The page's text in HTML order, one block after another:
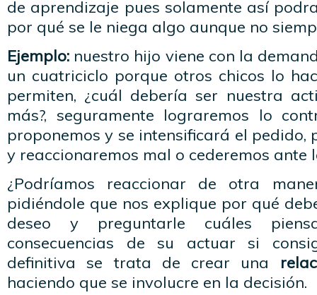
de aprendizaje pues solamente así
por qué se le niega algo aunque no
Ejemplo: nuestro hijo viene con la
un cuatriciclo porque otros chicos lo
permiten, ¿cuál debería ser nuestra
más?, seguramente lograremos lo
proponemos y se intensificará el pedido,
y reaccionaremos mal o cederemos ante
¿Podríamos reaccionar de otra
pidiéndole que nos explique por qué
deseo y preguntarle cuáles
consecuencias de su actuar si
definitiva se trata de crear una
haciendo que se involucre en la decisión.